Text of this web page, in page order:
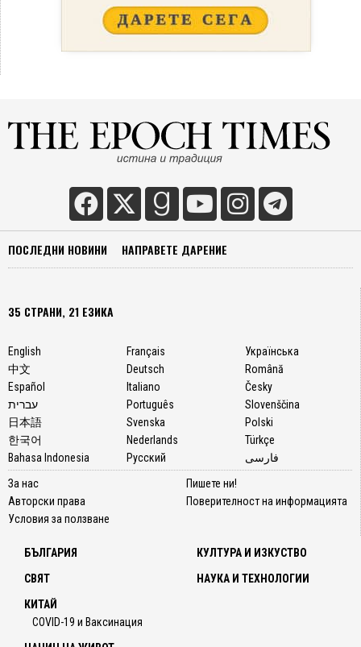
ПОСЛЕДНИ НОВИНИ НАПРАВЕТЕ ДАРЕНИЕ
35 СТРАНИ, 21 ЕЗИКА
English
中文
Español
עברית
日本語
한국어
Bahasa Indonesia
Français
Deutsch
Italiano
Português
Svenska
Nederlands
Русский
Українська
Română
Česky
Slovenščina
Polski
Türkçe
فارسی
За нас
Авторски права
Условия за ползване
Пишете ни!
Поверителност на информацията
БЪЛГАРИЯ
СВЯТ
КИТАЙ
COVID-19 и Ваксинация
КУЛТУРА И ИЗКУСТВО
НАУКА И ТЕХНОЛОГИИ